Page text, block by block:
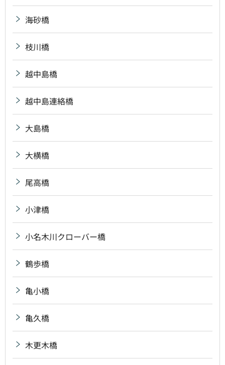
海砂橋
枝川橋
越中島橋
越中島連絡橋
大島橋
大横橋
尾高橋
小津橋
小名木川クローバー橋
鶴歩橋
亀小橋
亀久橋
木更木橋